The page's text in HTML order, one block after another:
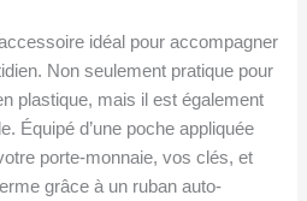
idéal pour accompagner
Non seulement pratique pour
plastique, mais il est également
Équipé d’une poche appliquée
porte-monnaie, vos clés, et
grâce à un ruban auto-